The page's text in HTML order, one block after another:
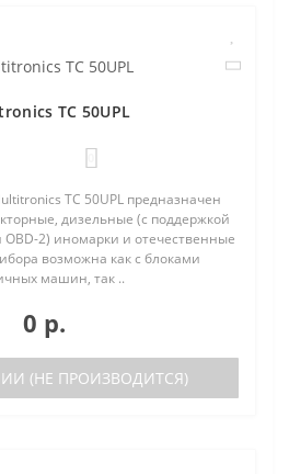
TC 50UPL
TC 50UPL предназначен
дизельные (с поддержкой
OBD-2) иномарки и отечественные
возможна как с блоками
машин, так ..
0 р.
(НЕ ПРОИЗВОДИТСЯ)